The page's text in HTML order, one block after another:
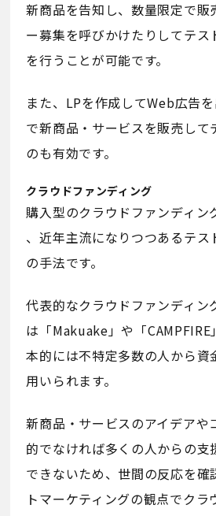
新商品を告知し、数量限定で販
ー募集を呼びかけたりしてテス
を行うことが可能です。
また、LPを作成してWeb広告
で新商品・サービスを販売して
のも有効です。
クラウドファンディング
購入型のクラウドファンディン
、近年主流になりつつあるテス
の手法です。
代表的なクラウドファンディン
は「Makuake」や「CAMPFIRE
本的には不特定多数の人から資
用いられます。
新商品・サービスのアイデアや
的でなければ多くの人からの支
できないため、世間の反応を確
トマーケティングの観点でクラ